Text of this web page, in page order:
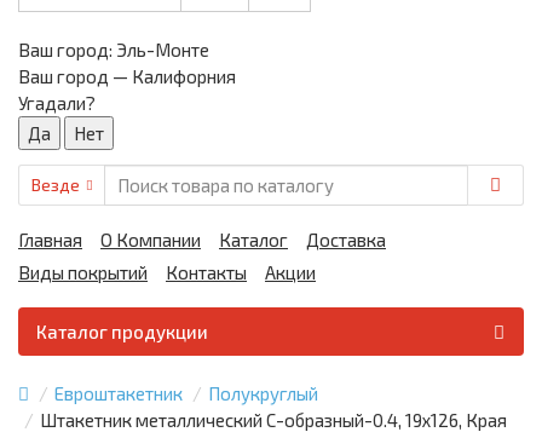
Ваш город: Эль-Монте
Ваш город — Калифорния
Угадали?
Везде
Главная О Компании Каталог
Доставка
Виды покрытий
Контакты Акции
Каталог продукции
Евроштакетник
Полукруглый
Штакетник металлический С-образный-0.4, 19х126, Края